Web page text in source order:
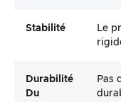
Stabilité
Le
Durabilité
Du
Pas